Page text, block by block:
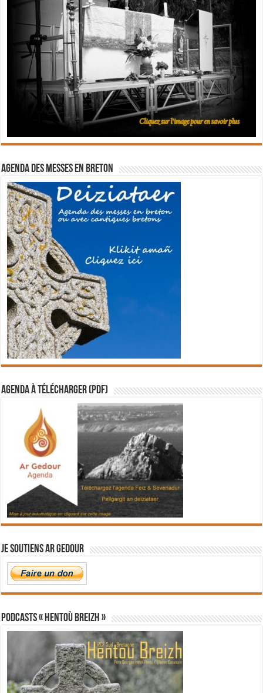
Agenda des messes en breton
Agenda à télécharger (PDF)
Je soutiens Ar Gedour
PODCASTS « Hentoù Breizh »